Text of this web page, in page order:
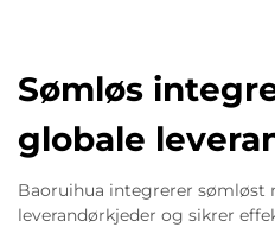
Sømløs
globale
Baoruihua integrerer sømløst
leverandørkjeder og sikrer